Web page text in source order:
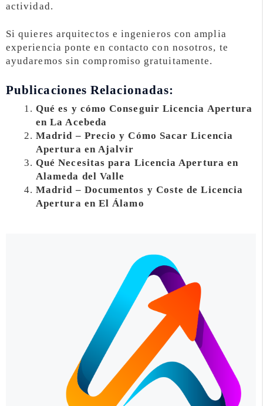
actividad.
Si quieres arquitectos e ingenieros con amplia
experiencia ponte en contacto con nosotros, te
ayudaremos sin compromiso gratuitamente.
Publicaciones Relacionadas:
Qué es y cómo Conseguir Licencia Apertura
en La Acebeda
Madrid – Precio y Cómo Sacar Licencia
Apertura en Ajalvir
Qué Necesitas para Licencia Apertura en
Alameda del Valle
Madrid – Documentos y Coste de Licencia
Apertura en El Álamo